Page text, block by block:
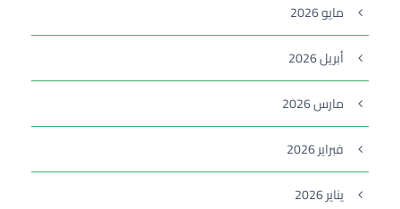
مايو 2026
أبريل 2026
مارس 2026
فبراير 2026
يناير 2026